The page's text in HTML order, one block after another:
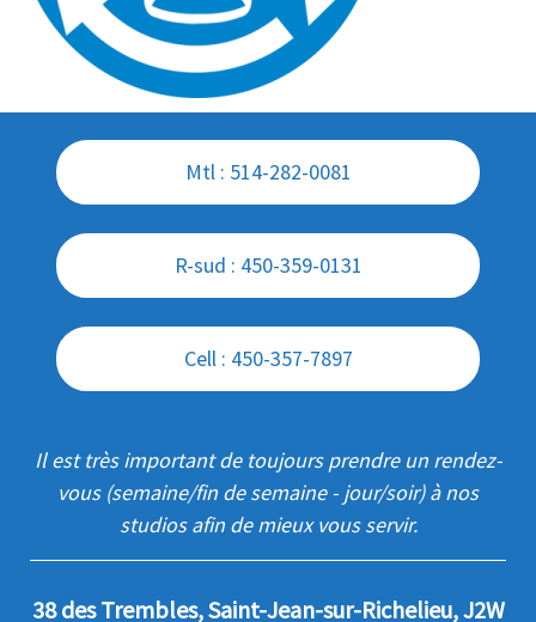
Mtl : 514-282-0081
R-sud : 450-359-0131
Cell : 450-357-7897
Il est très important de toujours prendre un rendez-
vous (semaine/fin de semaine - jour/soir) à nos
studios afin de mieux vous servir.
38 des Trembles, Saint-Jean-sur-Richelieu, J2W